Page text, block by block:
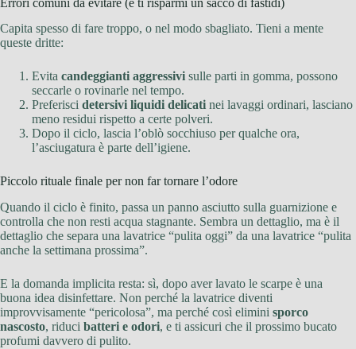
Capita spesso di fare troppo, o nel modo sbagliato. Tieni a mente
queste dritte:
Evita candeggianti aggressivi sulle parti in gomma, possono
seccarle o rovinarle nel tempo.
Preferisci detersivi liquidi delicati nei lavaggi ordinari, lasciano
meno residui rispetto a certe polveri.
Dopo il ciclo, lascia l’oblò socchiuso per qualche ora,
l’asciugatura è parte dell’igiene.
Piccolo rituale finale per non far tornare l’odore
Quando il ciclo è finito, passa un panno asciutto sulla guarnizione e
controlla che non resti acqua stagnante. Sembra un dettaglio, ma è il
dettaglio che separa una lavatrice “pulita oggi” da una lavatrice “pulita
anche la settimana prossima”.
E la domanda implicita resta: sì, dopo aver lavato le scarpe è una
buona idea disinfettare. Non perché la lavatrice diventi
improvvisamente “pericolosa”, ma perché così elimini sporco
nascosto, riduci batteri e odori, e ti assicuri che il prossimo bucato
profumi davvero di pulito.